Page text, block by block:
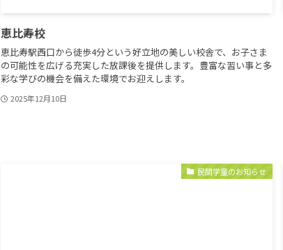
恵比寿校
恵比寿駅西口から徒歩4分という好立地の美しい校舎で、お子さま
の可能性を広げる充実した放課後を提供します。豊富な習い事と多
彩な学びの機会を備えた環境でお迎えします。
2025年12月10日
民間学童のお知らせ